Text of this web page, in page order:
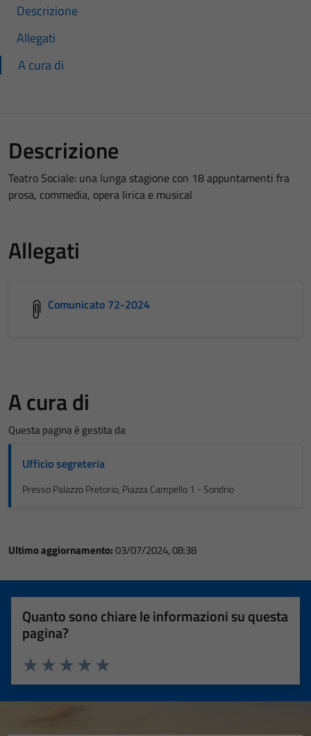
Descrizione
Allegati
A cura di
Descrizione
Teatro Sociale: una lunga stagione con 18 appuntamenti fra
prosa, commedia, opera lirica e musical
Allegati
Comunicato 72-2024
A cura di
Questa pagina è gestita da
Ufficio segreteria
Presso Palazzo Pretorio, Piazza Campello 1 - Sondrio
Ultimo aggiornamento:03/07/2024, 08:38
Quanto sono chiare le informazioni su questa
pagina?
Valuta 5 stelle su 5
Valuta 4 stelle su 5
Valuta 3 stelle su 5
Valuta 2 stelle su 5
Valuta 1 stelle su 5